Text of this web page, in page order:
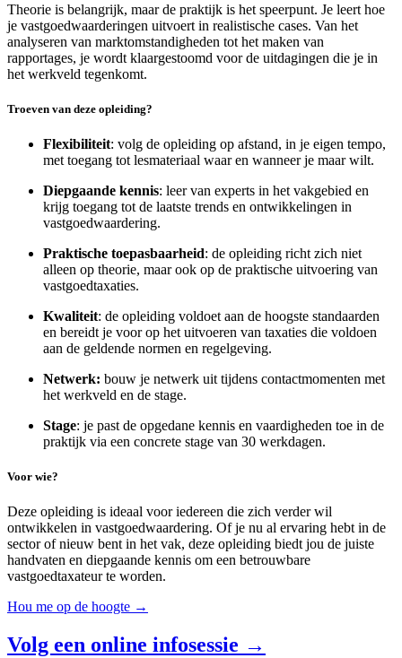
Theorie is belangrijk, maar de praktijk is het speerpunt. Je leert hoe
je vastgoedwaarderingen uitvoert in realistische cases. Van het
analyseren van marktomstandigheden tot het maken van
rapportages, je wordt klaargestoomd voor de uitdagingen die je in
het werkveld tegenkomt.
Troeven van deze opleiding?
Flexibiliteit: volg de opleiding op afstand, in je eigen tempo,
met toegang tot lesmateriaal waar en wanneer je maar wilt.
Diepgaande kennis: leer van experts in het vakgebied en
krijg toegang tot de laatste trends en ontwikkelingen in
vastgoedwaardering.
Praktische toepasbaarheid: de opleiding richt zich niet
alleen op theorie, maar ook op de praktische uitvoering van
vastgoedtaxaties.
Kwaliteit: de opleiding voldoet aan de hoogste standaarden
en bereidt je voor op het uitvoeren van taxaties die voldoen
aan de geldende normen en regelgeving.
Netwerk: bouw je netwerk uit tijdens contactmomenten met
het werkveld en de stage.
Stage: je past de opgedane kennis en vaardigheden toe in de
praktijk via een concrete stage van 30 werkdagen.
Voor wie?
Deze opleiding is ideaal voor iedereen die zich verder wil
ontwikkelen in vastgoedwaardering. Of je nu al ervaring hebt in de
sector of nieuw bent in het vak, deze opleiding biedt jou de juiste
handvaten en diepgaande kennis om een betrouwbare
vastgoedtaxateur te worden.
Hou me op de hoogte →
Volg een online infosessie →